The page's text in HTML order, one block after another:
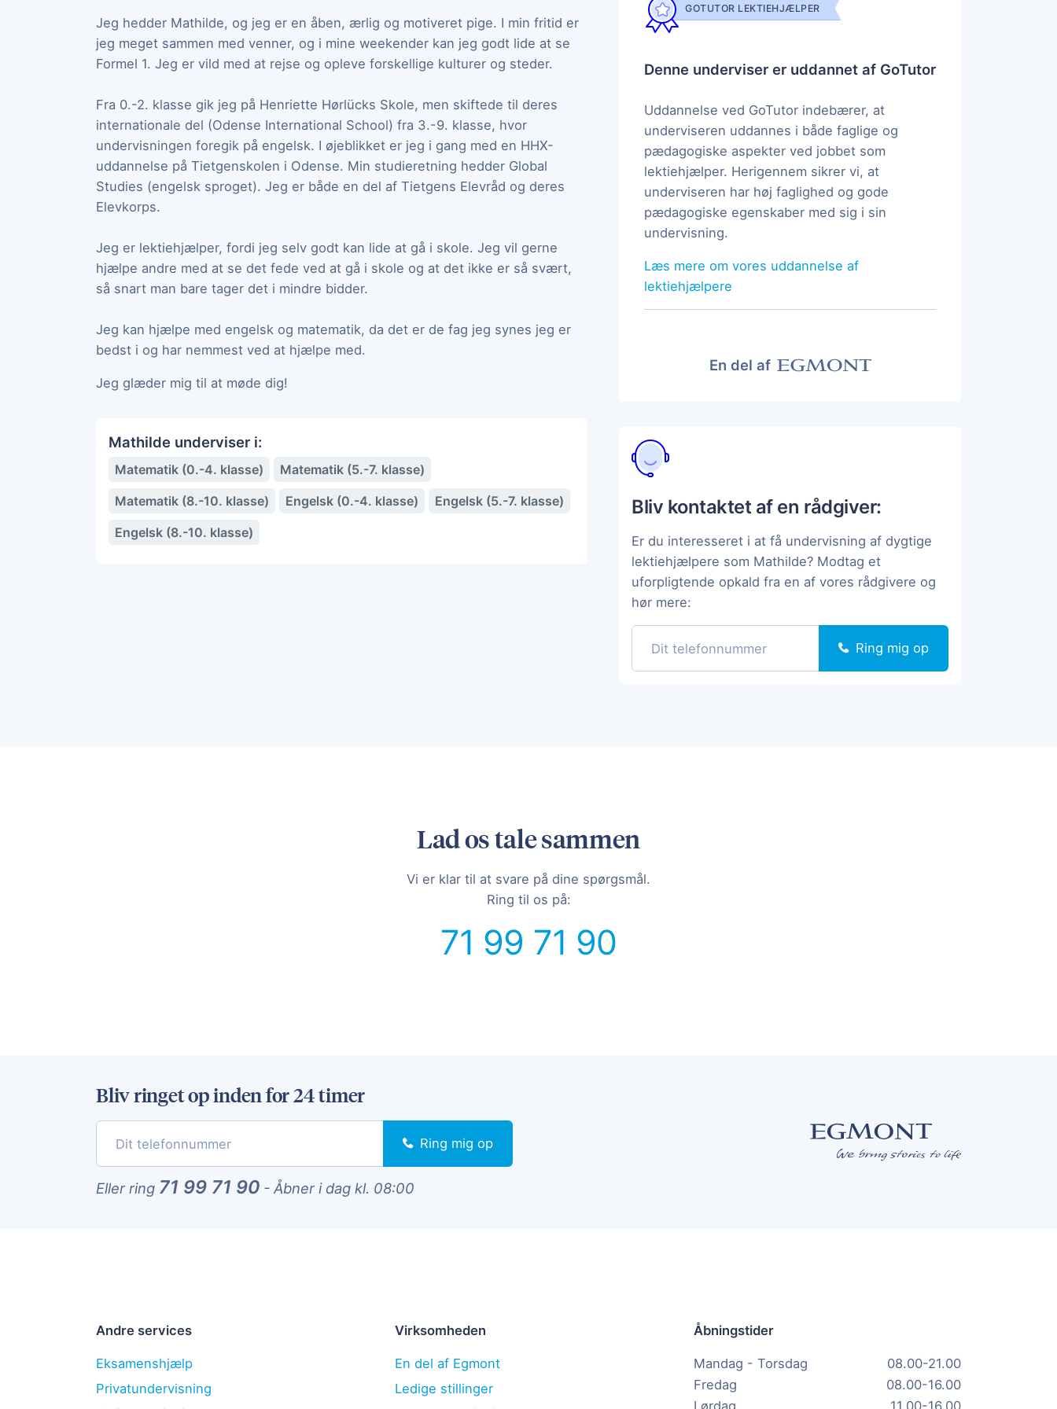
Jeg hedder Mathilde, og jeg er en åben, ærlig og motiveret pige. I min fritid er
jeg meget sammen med venner, og i mine weekender kan jeg godt lide at se
Formel 1. Jeg er vild med at rejse og opleve forskellige kulturer og steder.
Fra 0.-2. klasse gik jeg på Henriette Hørlücks Skole, men skiftede til deres
internationale del (Odense International School) fra 3.-9. klasse, hvor
undervisningen foregik på engelsk. I øjeblikket er jeg i gang med en HHX-
uddannelse på Tietgenskolen i Odense. Min studieretning hedder Global
Studies (engelsk sproget). Jeg er både en del af Tietgens Elevråd og deres
Elevkorps.
Jeg er lektiehjælper, fordi jeg selv godt kan lide at gå i skole. Jeg vil gerne
hjælpe andre med at se det fede ved at gå i skole og at det ikke er så svært,
så snart man bare tager det i mindre bidder.
Jeg kan hjælpe med engelsk og matematik, da det er de fag jeg synes jeg er
bedst i og har nemmest ved at hjælpe med.
Jeg glæder mig til at møde dig!
Mathilde underviser i:
Matematik (0.-4. klasse)
Matematik (5.-7. klasse)
Matematik (8.-10. klasse)
Engelsk (0.-4. klasse)
Engelsk (5.-7. klasse)
Engelsk (8.-10. klasse)
GOTUTOR LEKTIEHJÆLPER
Denne underviser er uddannet af GoTutor
Uddannelse ved GoTutor indebærer, at
underviseren uddannes i både faglige og
pædagogiske aspekter ved jobbet som
lektiehjælper. Herigennem sikrer vi, at
underviseren har høj faglighed og gode
pædagogiske egenskaber med sig i sin
undervisning.
Læs mere om vores uddannelse af
lektiehjælpere
En del af
Bliv kontaktet af en rådgiver:
Er du interesseret i at få undervisning af dygtige
lektiehjælpere som Mathilde? Modtag et
uforpligtende opkald fra en af vores rådgivere og
hør mere:
Ring mig op
Lad os tale sammen
Vi er klar til at svare på dine spørgsmål.
Ring til os på:
71 99 71 90
Bliv ringet op inden for 24 timer
Ring mig op
Eller ring 71 99 71 90 - Åbner i dag kl. 08:00
Andre services
Eksamenshjælp
Privatundervisning
Virksomheden
En del af Egmont
Ledige stillinger
Åbningstider
Mandag - Torsdag
08.00-21.00
Fredag
08.00-16.00
Lørdag
11.00-16.00